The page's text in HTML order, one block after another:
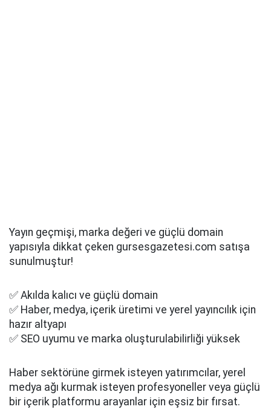
Yayın geçmişi, marka değeri ve güçlü domain
yapısıyla dikkat çeken gursesgazetesi.com satışa
sunulmuştur!
✅ Akılda kalıcı ve güçlü domain
✅ Haber, medya, içerik üretimi ve yerel yayıncılık için
hazır altyapı
✅ SEO uyumu ve marka oluşturulabilirliği yüksek
Haber sektörüne girmek isteyen yatırımcılar, yerel
medya ağı kurmak isteyen profesyoneller veya güçlü
bir içerik platformu arayanlar için eşsiz bir fırsat.